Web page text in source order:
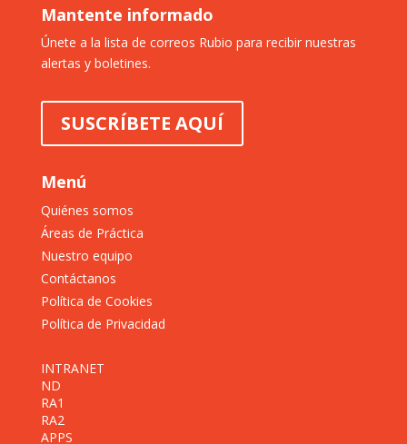
Mantente informado
Únete a la lista de correos Rubio para recibir nuestras
alertas y boletines.
SUSCRÍBETE AQUÍ
Menú
Quiénes somos
Áreas de Práctica
Nuestro equipo
Contáctanos
Política de Cookies
Política de Privacidad
INTRANET
ND
RA1
RA2
APPS